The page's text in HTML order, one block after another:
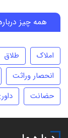
همه چیز
املاک طلاق
انحصار وراثت
حضانت